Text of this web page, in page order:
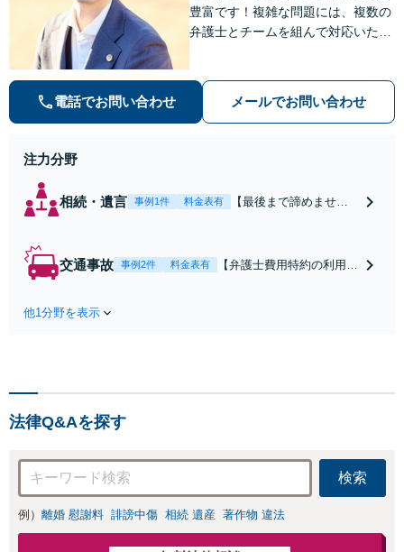
豊富です！複雑な問題には、複数の
弁護士とチームを組んで対応いたし
添い、不安を軽減します。まずはお
気軽にご相談ください。
電話でお問い合わせ メールでお問い合わせ
注力分野
相続・遺言 事例1件 料金表有
【最後まで諦めませ
合意してしまう前にご
交通事故 事例2件 料金表有
【弁護士費用特約の利用＆
は損をしてしまうかもしれ
他1分野を表示
法律Q&Aを探す
検索
例） 離婚 慰謝料 誹謗中傷 相続 遺産 著作物 違法